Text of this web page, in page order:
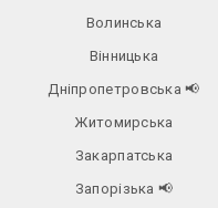
Волинська
Вінницька
Дніпропетровська📢
Житомирська
Закарпатська
Запорізька 📢